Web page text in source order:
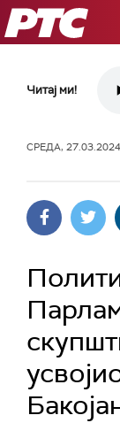
РТС
Читај ми!
СРЕДА,